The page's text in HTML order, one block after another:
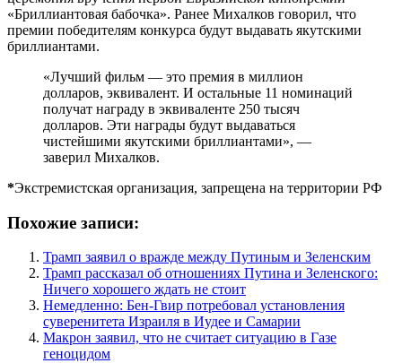
«Бриллиантовая бабочка». Ранее Михалков говорил, что
премии победителям конкурса будут выдавать якутскими
бриллиантами.
«Лучший фильм — это премия в миллион
долларов, эквивалент. И остальные 11 номинаций
получат награду в эквиваленте 250 тысяч
долларов. Эти награды будут выдаваться
чистейшими якутскими бриллиантами», —
заверил Михалков.
*Экстремистская организация, запрещена на территории РФ
Похожие записи:
Трамп заявил о вражде между Путиным и Зеленским
Трамп рассказал об отношениях Путина и Зеленского:
Ничего хорошего ждать не стоит
Немедленно: Бен-Гвир потребовал установления
суверенитета Израиля в Иудее и Самарии
Макрон заявил, что не считает ситуацию в Газе
геноцидом